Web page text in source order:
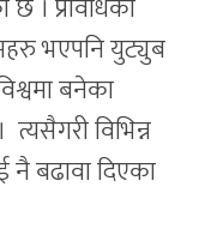
। प्रविधिको
भएपनि युट्युब
बनेका
विभिन्न
बढावा दिएका